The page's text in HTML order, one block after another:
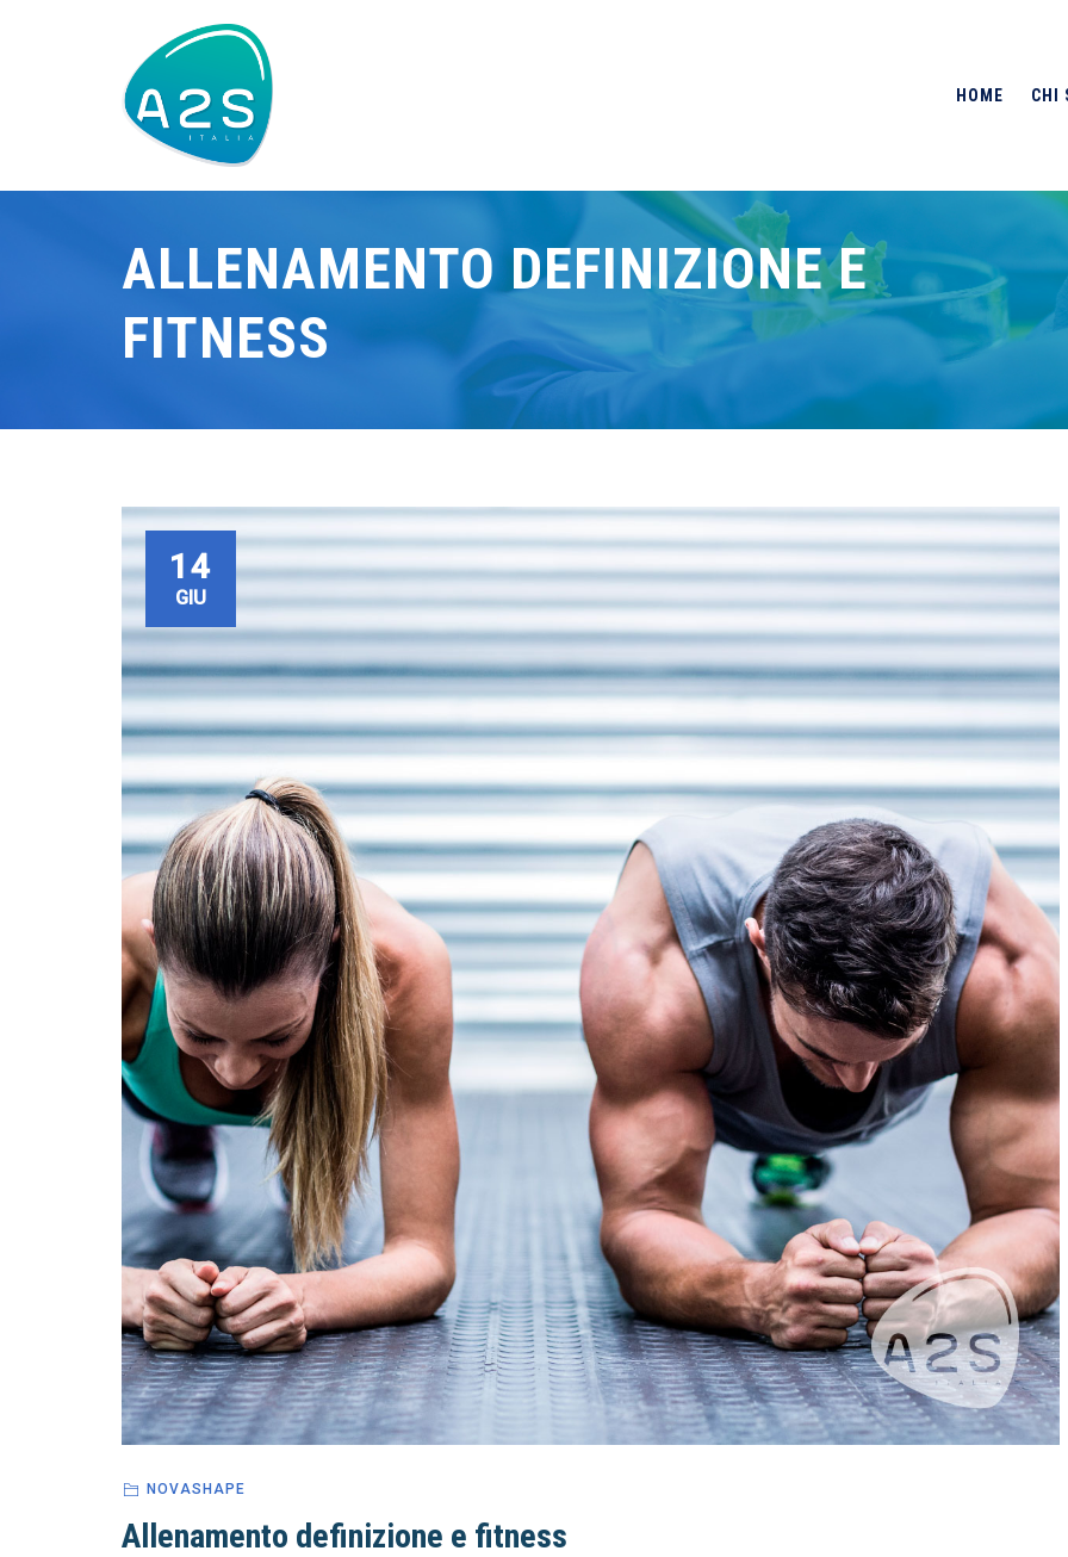
HOME CHI
ALLENAMENTO DEFINIZIONE E
FITNESS
14
GIU
NOVASHAPE
Allenamento definizione e fitness